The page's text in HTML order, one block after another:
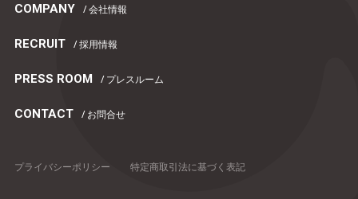
COMPANY / 会社情報
RECRUIT / 採用情報
PRESS ROOM / プレスルーム
CONTACT / お問合せ
プライバシーポリシー 特定商取引法に基づく表記